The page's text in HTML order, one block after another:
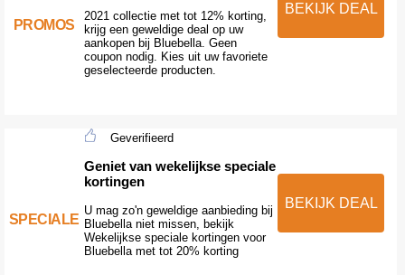
PROMOS
2021 collectie met tot 12% korting,
krijg een geweldige deal op uw
aankopen bij Bluebella. Geen
coupon nodig. Kies uit uw favoriete
geselecteerde producten.
BEKIJK DEAL
SPECIALE
Geverifieerd
Geniet van wekelijkse speciale
kortingen
U mag zo'n geweldige aanbieding bij
Bluebella niet missen, bekijk
Wekelijkse speciale kortingen voor
Bluebella met tot 20% korting
BEKIJK DEAL